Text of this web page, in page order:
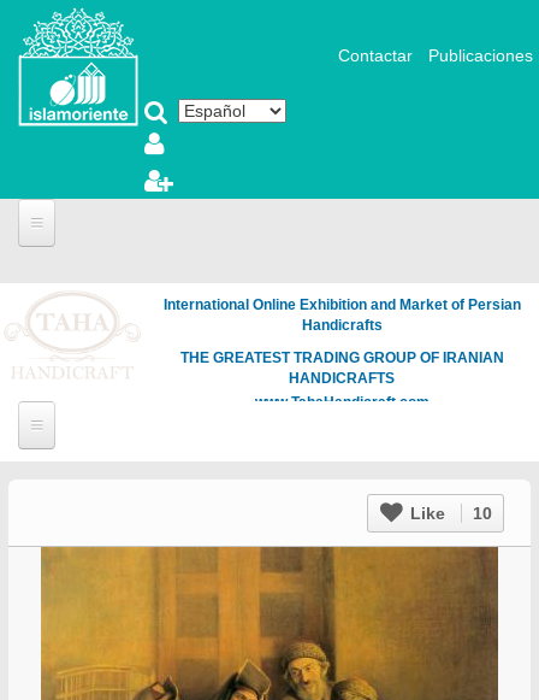
Pasar al contenido principal
Contactar Publicaciones
International Online Exhibition and Market of Persian
Handicrafts
THE GREATEST TRADING GROUP OF IRANIAN
HANDICRAFTS
www.TahaHandicraft.com
Like 10